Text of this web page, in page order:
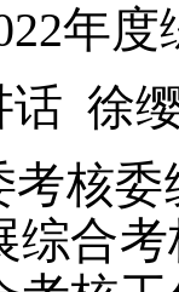
年
话 徐
考核
综合